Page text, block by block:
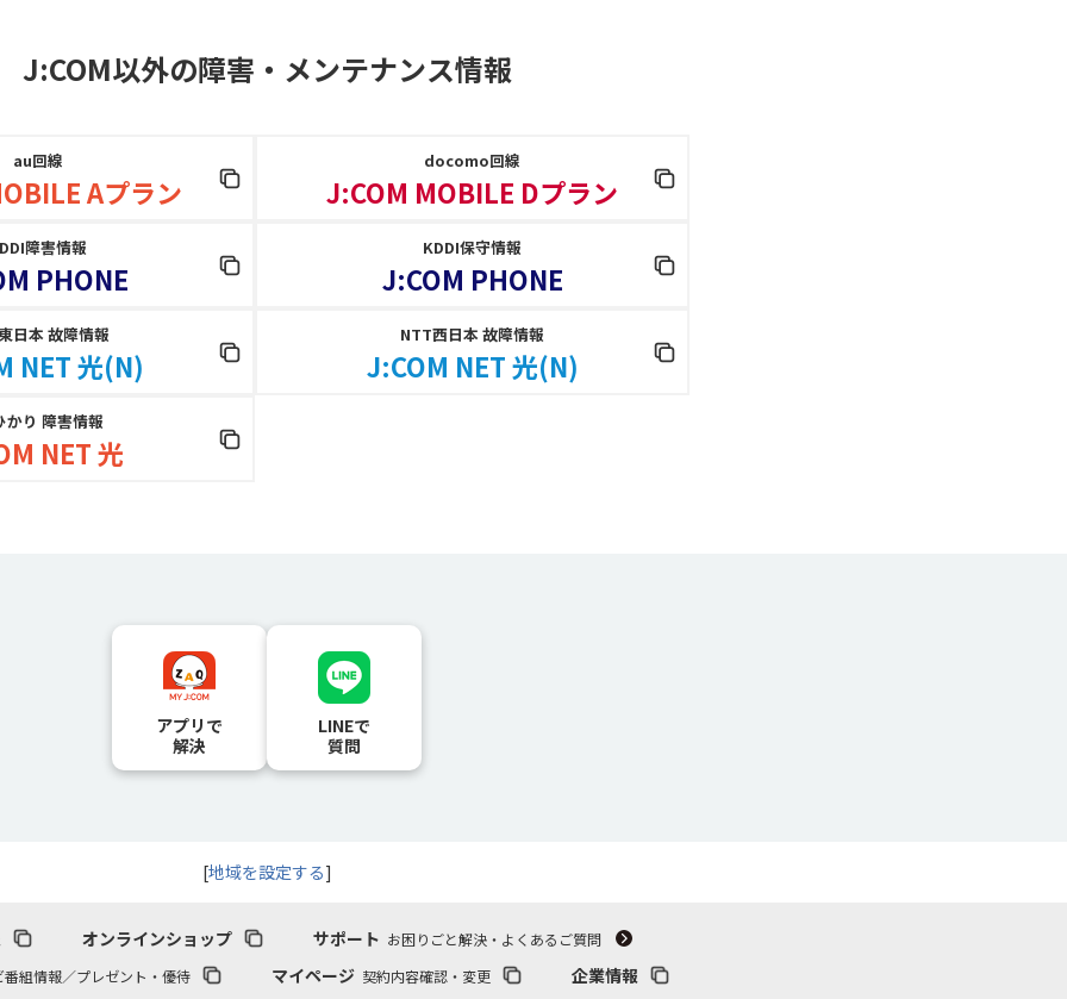
J:COM以外の障害 ・ メンテナンス情報
au回線
Aプラン
docomo回線
J:COM MOBILE Dプラン
障害情報
PHONE
KDDI保守情報
J:COM PHONE
日本 故障情報
NET 光(N)
NTT西日本 故障情報
J:COM NET 光(N)
かり 障害情報
NET 光
アプリで
解決
LINEで
質問
[地域を設定する]
オンラインショップ サポート お困りごと解決・よくあるご質問
番組情報／プレゼント・優待
マイページ 契約内容確認・変更 企業情報